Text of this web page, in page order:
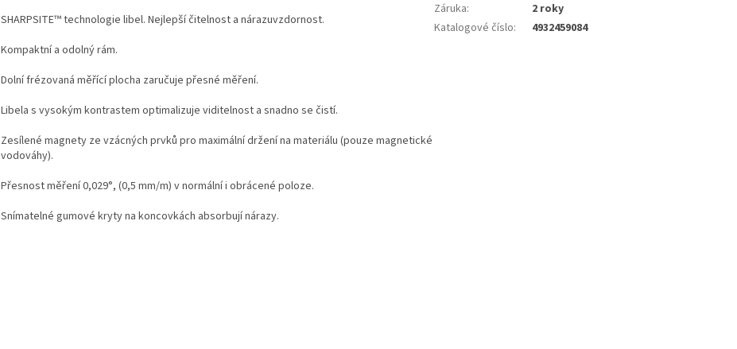
SHARPSITE™ technologie libel. Nejlepší čitelnost a nárazuvzdornost.
Kompaktní a odolný rám.
Dolní frézovaná měřící plocha zaručuje přesné měření.
Libela s vysokým kontrastem optimalizuje viditelnost a snadno se čistí.
Zesílené magnety ze vzácných prvků pro maximální držení na materiálu (pouze magnetické
vodováhy).
Přesnost měření 0,029°, (0,5 mm/m) v normální i obrácené poloze.
Snímatelné gumové kryty na koncovkách absorbují nárazy.
Záruka:
2 roky
Katalogové číslo: 4932459084